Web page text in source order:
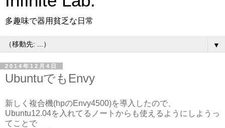
多趣味で器用貧乏な日常
▼
2014年12月4日
UbuntuでもEnvy
新しく複合機(hpのEnvy4500)を導入したので、
Ubuntu12.04を入れてるノートからも使えるようにしようっ
てことで